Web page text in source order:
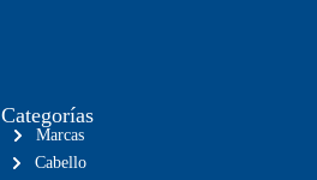
Categorías
Marcas
Cabello